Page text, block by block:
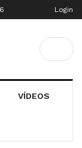
Login
VÍDEOS